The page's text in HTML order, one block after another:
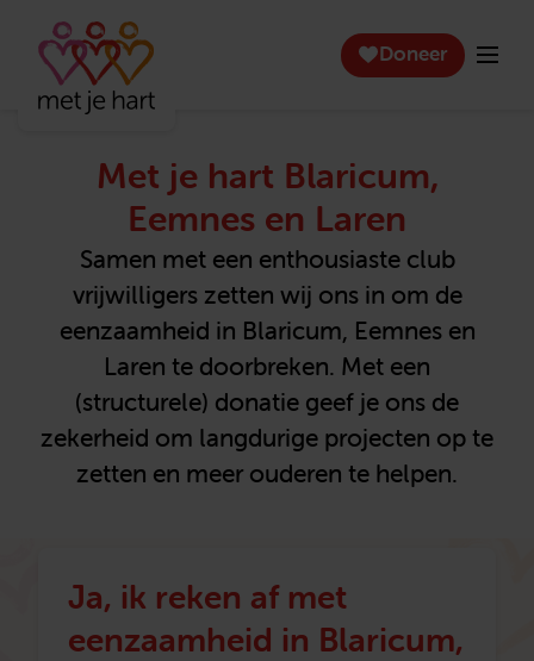
Doneer
Met je hart Blaricum,
Eemnes en Laren
Samen met een enthousiaste club
vrijwilligers zetten wij ons in om de
eenzaamheid in Blaricum, Eemnes en
Laren te doorbreken. Met een
(structurele) donatie geef je ons de
zekerheid om langdurige projecten op te
zetten en meer ouderen te helpen.
Ja, ik reken af met
eenzaamheid in Blaricum,